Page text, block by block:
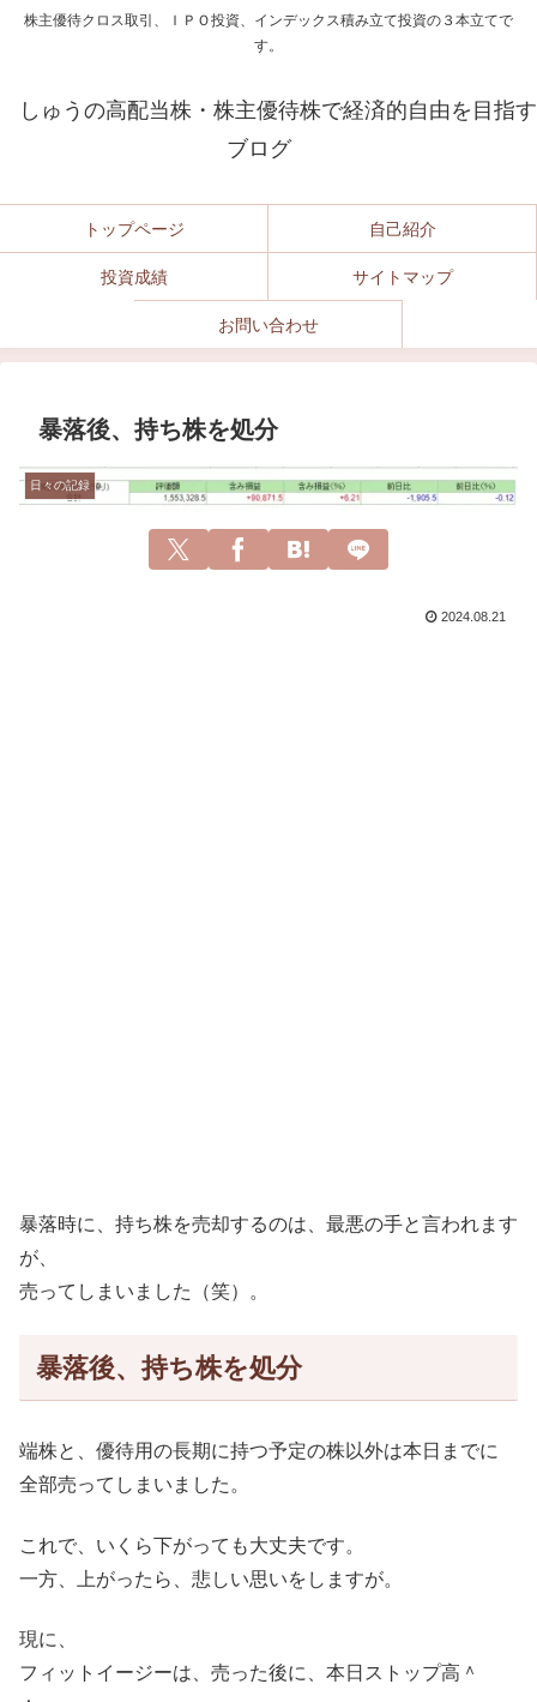
株主優待クロス取引、ＩＰＯ投資、インデックス積み立て投資の３本立てで
す。
しゅうの高配当株・株主優待株で経済的自由を目指す
ブログ
トップページ 自己紹介
投資成績 サイトマップ
お問い合わせ
暴落後、持ち株を処分
日々の記録
2024.08.21
暴落時に、持ち株を売却するのは、最悪の手と言われます
が、
売ってしまいました（笑）。
暴落後、持ち株を処分
端株と、優待用の長期に持つ予定の株以外は本日までに
全部売ってしまいました。
これで、いくら下がっても大丈夫です。
一方、上がったら、悲しい思いをしますが。
現に、
フィットイージーは、売った後に、本日ストップ高＾